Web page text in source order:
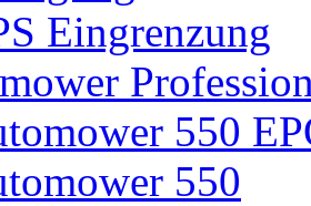
Eingrenzung
550
550